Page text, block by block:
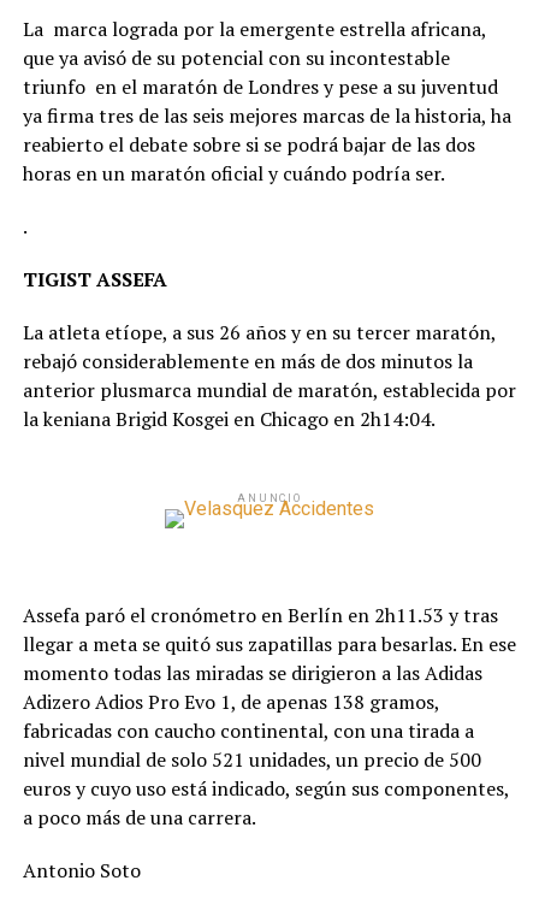
La marca lograda por la emergente estrella africana,
que ya avisó de su potencial con su incontestable
triunfo en el maratón de Londres y pese a su juventud
ya firma tres de las seis mejores marcas de la historia, ha
reabierto el debate sobre si se podrá bajar de las dos
horas en un maratón oficial y cuándo podría ser.
.
TIGIST ASSEFA
La atleta etíope, a sus 26 años y en su tercer maratón,
rebajó considerablemente en más de dos minutos la
anterior plusmarca mundial de maratón, establecida por
la keniana Brigid Kosgei en Chicago en 2h14:04.
ANUNCIO
Assefa paró el cronómetro en Berlín en 2h11.53 y tras
llegar a meta se quitó sus zapatillas para besarlas. En ese
momento todas las miradas se dirigieron a las Adidas
Adizero Adios Pro Evo 1, de apenas 138 gramos,
fabricadas con caucho continental, con una tirada a
nivel mundial de solo 521 unidades, un precio de 500
euros y cuyo uso está indicado, según sus componentes,
a poco más de una carrera.
Antonio Soto